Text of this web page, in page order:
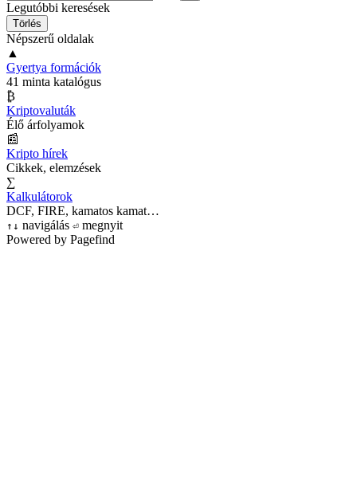
Legutóbbi keresések
Törlés
Népszerű oldalak
▲
Gyertya formációk
41 minta katalógus
₿
Kriptovaluták
Élő árfolyamok
📰
Kripto hírek
Cikkek, elemzések
∑
Kalkulátorok
DCF, FIRE, kamatos kamat…
↑ ↓ navigálás ⏎ megnyit
Powered by Pagefind